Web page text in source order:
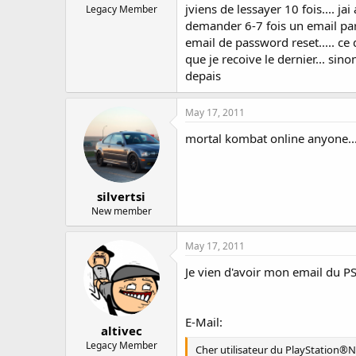
Legacy Member
jviens de lessayer 10 fois....
demander 6-7 fois un email
email de password reset.....
que je recoive le dernier...
depais
silvertsi
New member
May 17, 2011
mortal kombat online anyone...
altivec
Legacy Member
May 17, 2011
Je vien d'avoir mon email du
E-Mail:
Cher utilisateur du